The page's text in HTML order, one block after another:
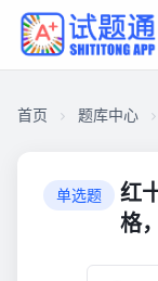
首页 题库中心
单选题
红
格